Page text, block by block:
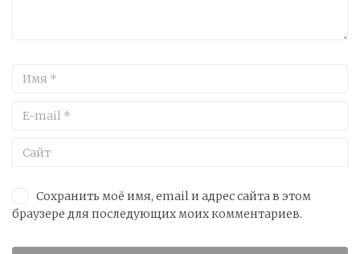
Сохранить моё имя, email и адрес сайта в этом
браузере для последующих моих комментариев.